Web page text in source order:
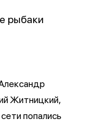
рыбаки
Житницкий,
попались